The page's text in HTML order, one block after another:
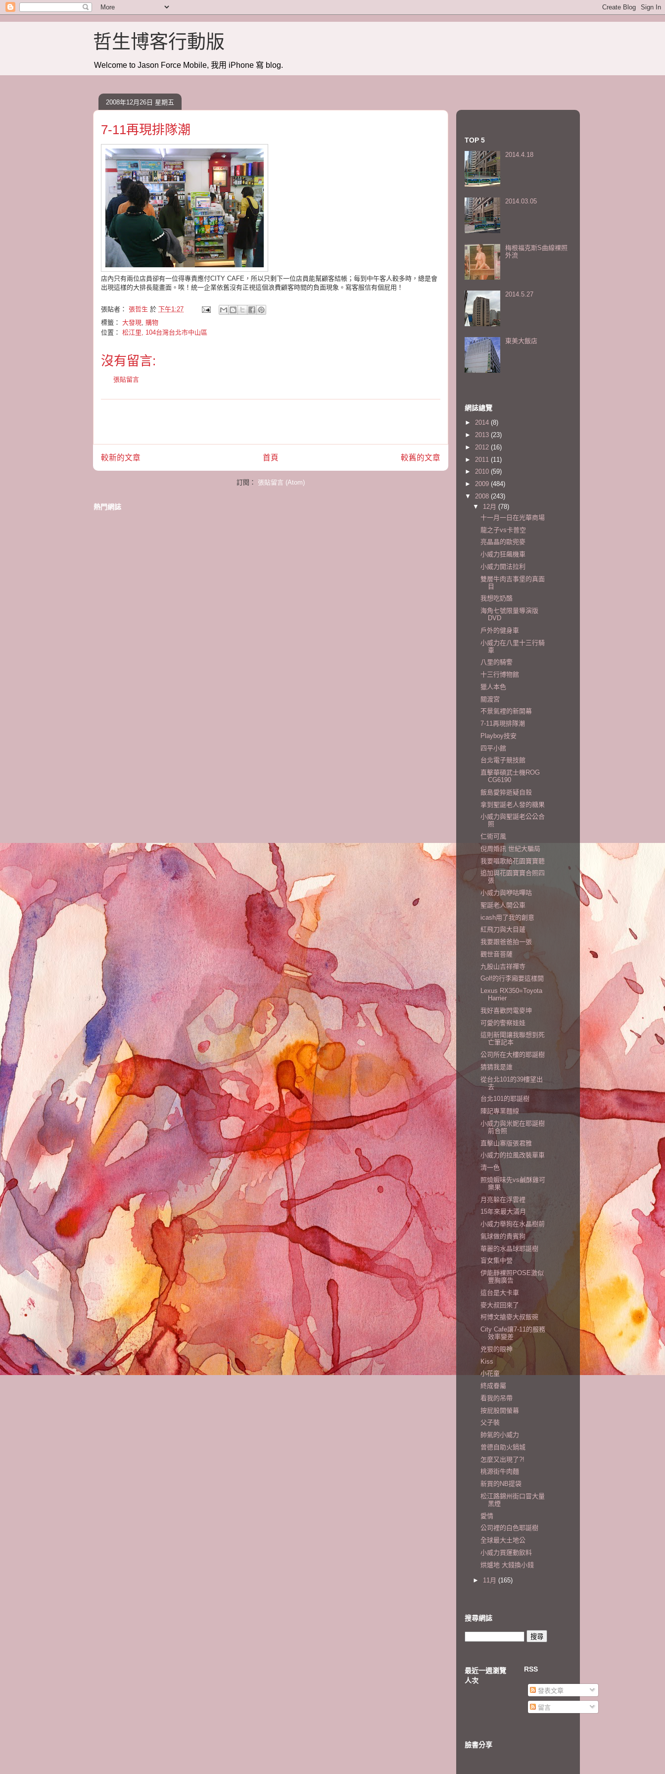
哲生博客行動版
Welcome to Jason Force Mobile, 我用 iPhone 寫 blog.
2008年12月26日 星期五
7-11再現排隊潮
店內只有兩位店員卻有一位得專責應付CITY CAFE，所以只剩下一位店員能幫顧客結帳；每到中午客人較多時，總是會
出現這樣的大排長龍畫面。唉！統一企業依舊沒有正視這個浪費顧客時間的負面現象。寫客服信有個屁用！
張貼者： 張哲生 於 下午1:27
標籤： 大發現, 購物
位置： 松江里, 104台灣台北市中山區
沒有留言:
張貼留言
較新的文章 較舊的文章
首頁
訂閱： 張貼留言 (Atom)
熱門網誌
TOP 5
2014.4.18
2014.03.05
梅根福克斯S曲線裸照
外流
2014.5.27
東美大飯店
網誌總覽
► 2014 (8)
► 2013 (23)
► 2012 (16)
► 2011 (11)
► 2010 (59)
► 2009 (484)
▼ 2008 (243)
▼ 12月 (78)
十一月一日在光華商場
龍之子vs卡普空
亮晶晶的歐兜麥
小威力狂飆機車
小威力開法拉利
雙層牛肉吉事堡的真面
目
我想吃奶酪
海角七號限量導演版
DVD
戶外的健身車
小威力在八里十三行騎
車
八里的騎警
十三行博物館
獵人本色
關渡宮
不景氣裡的新開幕
7-11再現排隊潮
Playboy技安
四平小館
台北電子競技館
直擊華碩武士機ROG
CG6190
飯島愛猝逝疑自殺
拿到聖誕老人發的糖果
小威力與聖誕老公公合
照
仁術可風
倪周婚訊 世紀大騙局
我要唱歌給花園寶寶聽
追加與花園寶寶合照四
張
小威力與咿咕嗶咕
聖誕老人開公車
icash用了我的創意
紅飛刀與大目蓮
我要跟爸爸拍一張
觀世音菩薩
九股山吉祥禪寺
Golf的行李廂要這樣開
Lexus RX350=Toyota
Harrier
我好喜歡閃電麥坤
可愛的警察娃娃
這則新聞讓我聯想到死
亡筆記本
公司所在大樓的耶誕樹
猜猜我是誰
從台北101的39樓望出
去
台北101的耶誕樹
陳記專業麵線
小威力與米妮在耶誕樹
前合照
直擊山寨版張君雅
小威力的拉風改裝單車
清一色
照燒蝦味先vs鹹酥雞可
樂果
月亮躲在浮雲裡
15年來最大滿月
小威力舉狗在水晶樹前
氣球做的貴賓狗
華麗的水晶球耶誕樹
盲女集中營
伊能靜裸照POSE激似
豐胸廣告
這台是大卡車
麥大叔回來了
柯博文搶麥大叔飯碗
City Cafe讓7-11的服務
效率變差
兇狠的眼神
Kiss
小花童
終成眷屬
看我的吊帶
按屁股開螢幕
父子裝
帥氣的小威力
曾德自助火鍋城
怎麼又出現了?!
桃源街牛肉麵
新買的NB提袋
松江路錦州街口冒大量
黑煙
愛情
公司裡的白色耶誕樹
全球最大土地公
小威力買運動飲料
烘爐地 大錢換小錢
► 11月 (165)
搜尋網誌
最近一週瀏覽
人次
RSS
發表文章
留言
臉書分享